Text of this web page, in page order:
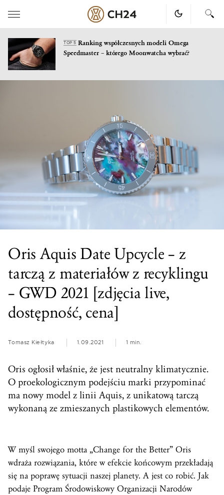
TOP 5Ranking współczesnych modeli Omega
Speedmaster – którego Moonwatcha wybrać?
Oris Aquis Date Upcycle – z
tarczą z materiałów z recyklingu
– GWD 2021 [zdjęcia live,
dostępność, cena]
Tomasz Kiełtyka 1.09.2021 1 min.
Oris ogłosił właśnie, że jest neutralny klimatycznie.
O proekologicznym podejściu marki przypominać
ma nowy model z linii Aquis, z unikatową tarczą
wykonaną ze zmieszanych plastikowych elementów.
W myśl swojego motta „Change for the Better” Oris
wdraża rozwiązania, które w efekcie końcowym przekładają
się na poprawę sytuacji naszej planety. A jest co robić. Jak
podaje Program Środowiskowy Organizacji Narodów